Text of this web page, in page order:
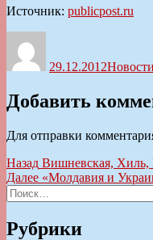
Источник: publicpost.ru
29.12.2012Новости
Добавить
Для отправки
Навигация
по
записям
Назад Предыдущая
запись:
Вишневская,
Далее Следующая
«Молдавия и
Искать:
Рубрики